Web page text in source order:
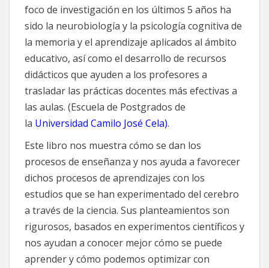
foco de investigación en los últimos 5 años ha
sido la neurobiología y la psicología cognitiva de
la memoria y el aprendizaje aplicados al ámbito
educativo, así como el desarrollo de recursos
didácticos que ayuden a los profesores a
trasladar las prácticas docentes más efectivas a
las aulas. (Escuela de Postgrados de
la Universidad Camilo José Cela).
Este libro nos muestra cómo se dan los
procesos de enseñanza y nos ayuda a favorecer
dichos procesos de aprendizajes con los
estudios que se han experimentado del cerebro
a través de la ciencia. Sus planteamientos son
rigurosos, basados en experimentos científicos y
nos ayudan a conocer mejor cómo se puede
aprender y cómo podemos optimizar con